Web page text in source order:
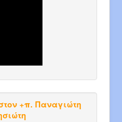
+π. Παναγιώτη